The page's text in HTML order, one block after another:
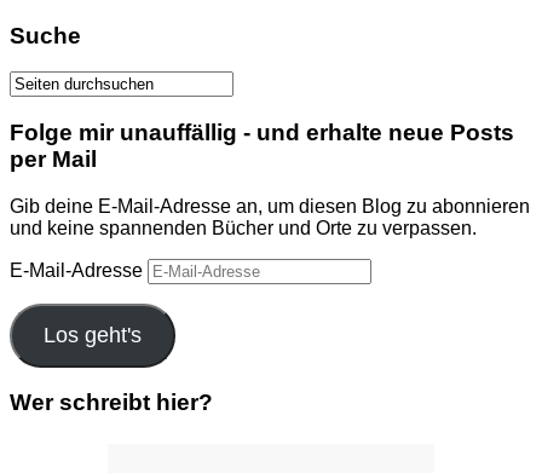
Suche
Folge mir unauffällig - und erhalte neue Posts
per Mail
Gib deine E-Mail-Adresse an, um diesen Blog zu abonnieren
und keine spannenden Bücher und Orte zu verpassen.
E-Mail-Adresse
Los geht's
Wer schreibt hier?